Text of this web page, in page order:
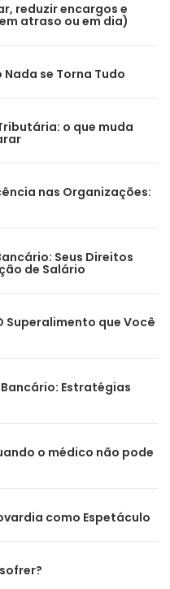
reduzir encargos e
atraso ou em dia)
Nada se Torna Tudo
o que muda
nas Organizações:
Seus Direitos
de Salário
Superalimento que Você
Estratégias
o médico não pode
como Espetáculo